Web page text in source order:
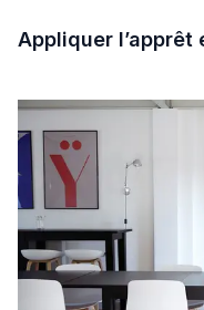
Appliquer l’apprêt